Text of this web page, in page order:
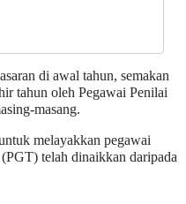
di awal tahun, semakan
tahun oleh Pegawai Penilai
melayakkan pegawai
telah dinaikkan daripada